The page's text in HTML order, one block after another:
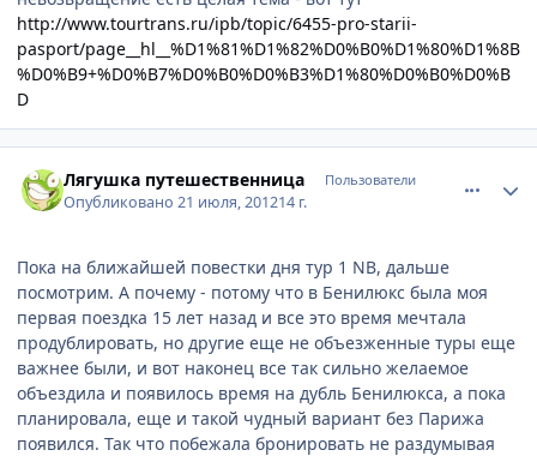
http://www.tourtrans.ru/ipb/topic/6455-pro-starii-
pasport/page__hl__%D1%81%D1%82%D0%B0%D1%80%D1%8B
%D0%B9+%D0%B7%D0%B0%D0%B3%D1%80%D0%B0%D0%B
D
Лягушка путешественница Пользователи
Опубликовано21 июля, 201214 г.
Пока на ближайшей повестки дня тур 1 NB, дальше
посмотрим. А почему - потому что в Бенилюкс была моя
первая поездка 15 лет назад и все это время мечтала
продублировать, но другие еще не объезженные туры еще
важнее были, и вот наконец все так сильно желаемое
объездила и появилось время на дубль Бенилюкса, а пока
планировала, еще и такой чудный вариант без Парижа
появился. Так что побежала бронировать не раздумывая